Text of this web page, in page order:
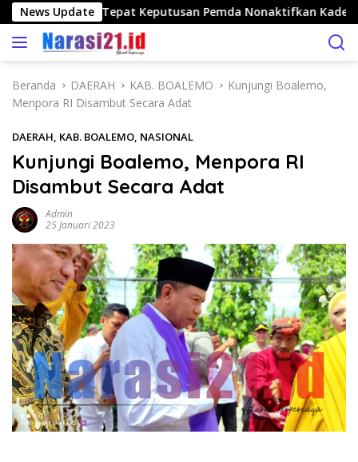
a
News Update
Bolango Nilai Tepat Keputusan Pemda Nonaktifkan Kades
Beranda DAERAH KAB. BOALEMO
Kunjungi Boalemo,
Menpora RI Disambut Secara Adat
DAERAH, KAB. BOALEMO, NASIONAL
Kunjungi Boalemo, Menpora RI
Disambut Secara Adat
Admin
25 Januari 2023